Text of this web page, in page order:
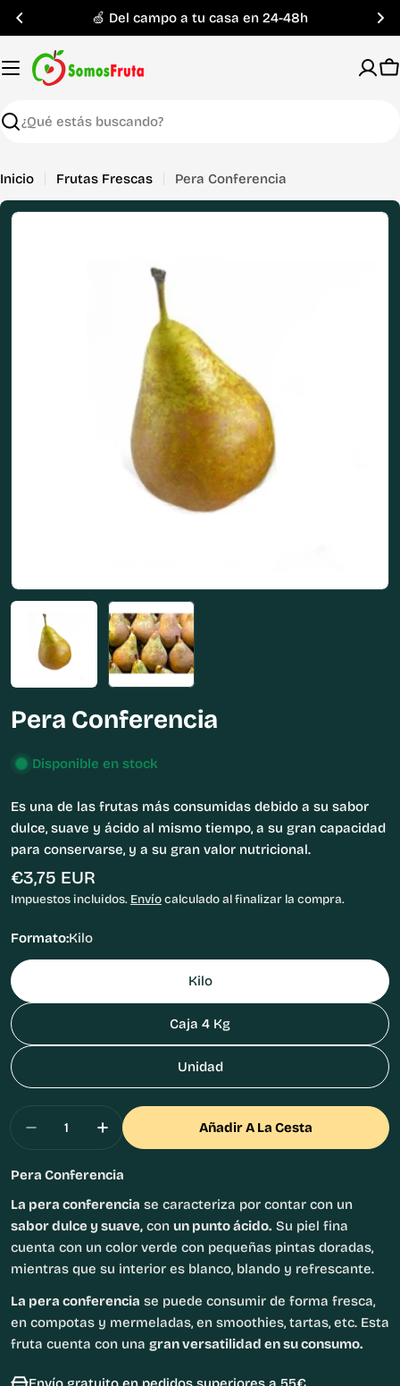
Saltar
contenido
🍏 Del campo a tu casa en 24-48h
Buscar
Inicio Frutas Frescas Pera Conferencia
Abrir medios 0 en modal
Pera Conferencia
Disponible en stock
Es una de las frutas más consumidas debido a su sabor
dulce, suave y ácido al mismo tiempo, a su gran capacidad
para conservarse, y a su gran valor nutricional.
Precio
habitual
€3,75 EUR
Impuestos incluidos. Envíocalculado al finalizar la compra.
Formato:Kilo
Kilo
Caja 4 Kg
Unidad
Disminuir Cantidad Para Pera Conferencia
Aumentar Cantidad Para Pera
Añadir A La Cesta
Pera Conferencia
La pera conferencia se caracteriza por contar con un
sabor dulce y suave, con un punto ácido. Su piel fina
cuenta con un color verde con pequeñas pintas doradas,
mientras que su interior es blanco, blando y refrescante.
La pera conferencia se puede consumir de forma fresca,
en compotas y mermeladas, en smoothies, tartas, etc. Esta
fruta cuenta con una gran versatilidad en su consumo.